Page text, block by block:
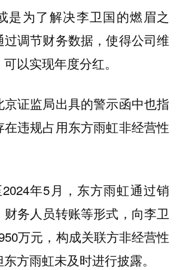
是为了解决李卫国的燃眉之
过调节财务数据，使得公司维
以实现年度分红。
京证监局出具的警示函中也指
在违规占用东方雨虹非经营性
年5月，东方雨虹通过销
务人员转账等形式，向李卫
万元，构成关联方非经营性
方雨虹未及时进行披露。